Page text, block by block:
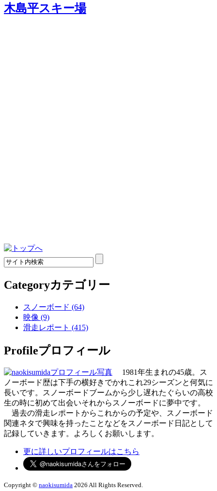
木島平スキー場
Categoryカテゴリー
スノーボード (64)
映像 (9)
滑走レポート (415)
Profileプロフィール
1981年生まれの45歳。ス
ノーボード歴は下手の横好きでかれこれ29シーズンと何気に
長いです。スノーボードブームから少し遅れたぐらいの高校
生の時に初めて出会いそれからスノーボードに夢中です。
過去の滑走レポートからこれからの予定や、スノーボード
関連ネタで興味を持ったことなどをスノーボード日記として
記録していきます。よろしくお願いします。
更に詳しいプロフィールはこちら
Copyright © naokisumida 2026 All Rights Reserved.